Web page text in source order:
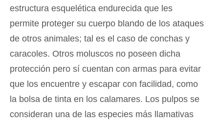
estructura esquelética endurecida que les
permite proteger su cuerpo blando de los ataques
de otros animales; tal es el caso de conchas y
caracoles. Otros moluscos no poseen dicha
protección pero sí cuentan con armas para evitar
que los encuentre y escapar con facilidad, como
la bolsa de tinta en los calamares. Los pulpos se
consideran una de las especies más llamativas